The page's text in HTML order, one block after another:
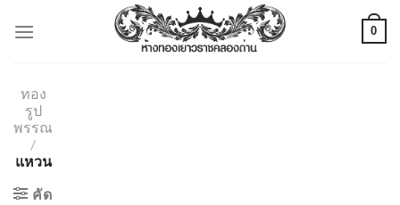
0
ทอง
รูป
พรรณ
/
แหวน
คัด